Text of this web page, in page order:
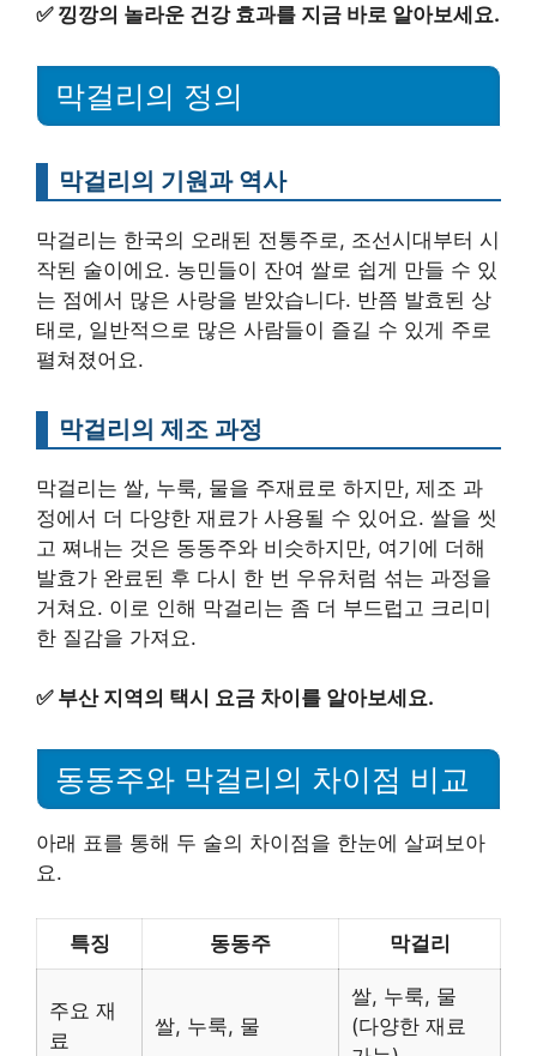
✅ 낑깡의 놀라운 건강 효과를 지금 바로 알아보세요.
막걸리의 정의
막걸리의 기원과 역사
막걸리는 한국의 오래된 전통주로, 조선시대부터 시
작된 술이에요. 농민들이 잔여 쌀로 쉽게 만들 수 있
는 점에서 많은 사랑을 받았습니다. 반쯤 발효된 상
태로, 일반적으로 많은 사람들이 즐길 수 있게 주로
펼쳐졌어요.
막걸리의 제조 과정
막걸리는 쌀, 누룩, 물을 주재료로 하지만, 제조 과
정에서 더 다양한 재료가 사용될 수 있어요. 쌀을 씻
고 쪄내는 것은 동동주와 비슷하지만, 여기에 더해
발효가 완료된 후 다시 한 번 우유처럼 섞는 과정을
거쳐요. 이로 인해 막걸리는 좀 더 부드럽고 크리미
한 질감을 가져요.
✅ 부산 지역의 택시 요금 차이를 알아보세요.
동동주와 막걸리의 차이점 비교
아래 표를 통해 두 술의 차이점을 한눈에 살펴보아
요.
특징 동동주 막걸리
주요 재
료
쌀, 누룩, 물
쌀, 누룩, 물
(다양한 재료